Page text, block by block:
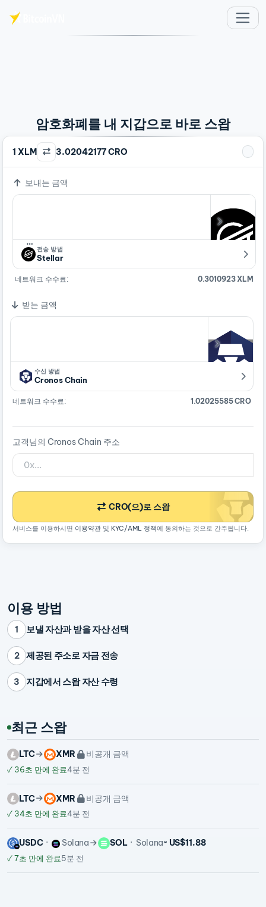
암호화폐를 내 지갑으로 바로 스왑
1 XLM 3.02042177 CRO
보내는 금액
…
전송 방법
Stellar
네트워크 수수료: 0.3010923 XLM
받는 금액
수신 방법
Cronos Chain
네트워크 수수료: 1.02025585 CRO
고객님의 Cronos Chain 주소
CRO(으)로 스왑
서비스를 이용하시면 이용약관 및 KYC/AML 정책에 동의하는 것으로 간주됩니다.
이용 방법
1 보낼 자산과 받을 자산 선택
2 제공된 주소로 자금 전송
3 지갑에서 스왑 자산 수령
최근 스왑
LTC XMR 비공개 금액
✓ 36초 만에 완료4분 전
LTC XMR 비공개 금액
✓ 34초 만에 완료4분 전
USDC Solana SOL Solana~ US$11.88
✓7초 만에 완료5분 전